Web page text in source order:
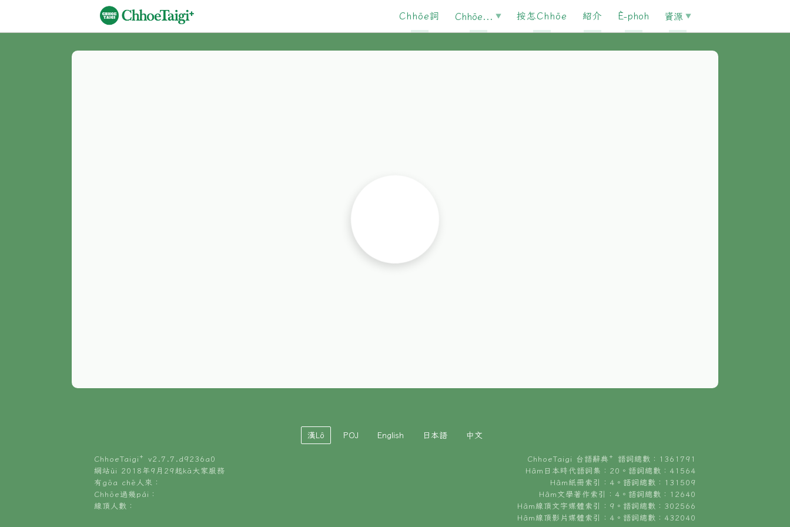
Chhōe詞 Chhōe... 按怎Chhōe 紹介 È-phoh 資源
漢Lô POJ English 日本語 中文
ChhoeTaigi⁺ v2.7.7.d9236a0
網站ùi 2018年9月29起kā大家服務
有gōa chē人來：
Chhōe過幾pái：
線頂人數：
ChhoeTaigi 台語辭典⁺ 語詞總數：1361791
Hâm日本時代語詞集：20。語詞總數：41564
Hâm紙冊索引：4。語詞總數：131509
Hâm文學著作索引：4。語詞總數：12640
Hâm線頂文字媒體索引：9。語詞總數：302566
Hâm線頂影片媒體索引：4。語詞總數：432040